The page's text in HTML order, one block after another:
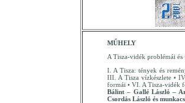
MŰHELY
A Tisza-vidék problémái és
I. A Tisza: tények és
III. A Tisza vízkészlete •
formái • VI. A Tisza-vidék
Bálint – Gallé László –
Csordás László és